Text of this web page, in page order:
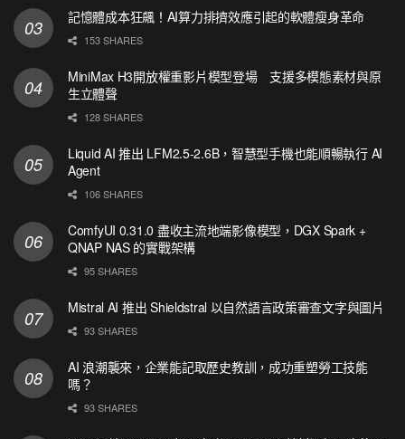
記憶體成本狂飆！AI算力排擠效應引起的軟體瘦身革命
153 SHARES
MiniMax H3開放權重影片模型登場 支援多模態素材與原
生立體聲
128 SHARES
Liquid AI 推出 LFM2.5-2.6B，智慧型手機也能順暢執行 AI
Agent
106 SHARES
ComfyUI 0.31.0 盡收主流地端影像模型，DGX Spark +
QNAP NAS 的實戰架構
95 SHARES
Mistral AI 推出 Shieldstral 以自然語言政策審查文字與圖片
93 SHARES
AI 浪潮襲來，企業能記取歷史教訓，成功重塑勞工技能
嗎？
93 SHARES